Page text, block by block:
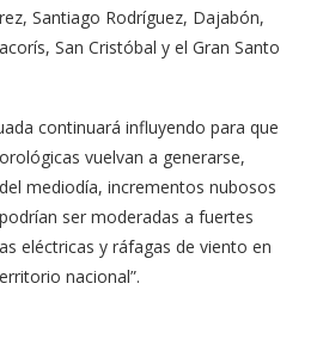
Santiago Rodríguez, Dajabón,
San Cristóbal y el Gran Santo
continuará influyendo para que
vuelvan a generarse,
mediodía, incrementos nubosos
ser moderadas a fuertes
eléctricas y ráfagas de viento en
nacional”.